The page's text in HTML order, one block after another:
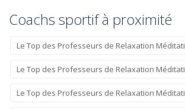
Coachs sportif à proximité
Le Top des Professeurs de Relaxation
Le Top des Professeurs de Relaxation
Le Top des Professeurs de Relaxation